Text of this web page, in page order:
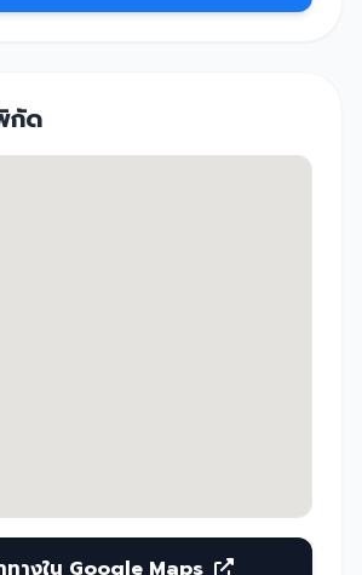
กัด
ทางใน Google Maps